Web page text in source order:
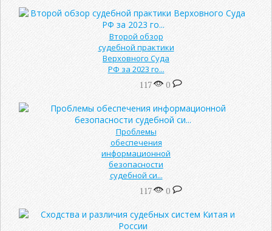
Второй обзор
судебной практики
Верховного Суда
РФ за 2023 го...
117 0
Проблемы
обеспечения
информационной
безопасности
судебной си...
117 0